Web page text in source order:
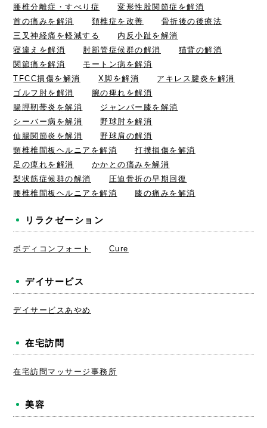
腰椎分離症・すべり症
変形性股関節症を解消
首の痛みを解消
頚椎症を改善
骨折後の後療法
三叉神経痛を軽減する
内反小趾を解消
寝違えを解消
肘部管症候群の解消
猫背の解消
関節痛を解消
モートン病を解消
TFCC損傷を解消
X脚を解消
アキレス腱炎を解消
ゴルフ肘を解消
腕の痺れを解消
腸脛靭帯炎を解消
ジャンパー膝を解消
シーバー病を解消
野球肘を解消
仙腸関節炎を解消
野球肩の解消
頸椎椎間板ヘルニアを解消
打撲損傷を解消
足の痺れを解消
かかとの痛みを解消
梨状筋症候群の解消
圧迫骨折の早期回復
腰椎椎間板ヘルニアを解消
膝の痛みを解消
リラクゼーション
ボディコンフォート Cure
デイサービス
デイサービスあやめ
在宅訪問
在宅訪問マッサージ事務所
美容